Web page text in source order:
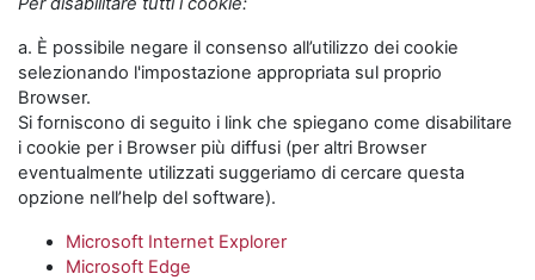
a. È possibile negare il consenso all’utilizzo dei cookie
selezionando l'impostazione appropriata sul proprio
Browser.
Si forniscono di seguito i link che spiegano come disabilitare
i cookie per i Browser più diffusi (per altri Browser
eventualmente utilizzati suggeriamo di cercare questa
opzione nell’help del software).
Microsoft Internet Explorer
Microsoft Edge